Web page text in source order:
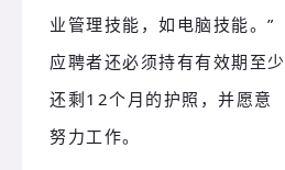
业管理技能，如电脑技能。”
应聘者还必须持有有效期至少
还剩12个月的护照，并愿意
努力工作。